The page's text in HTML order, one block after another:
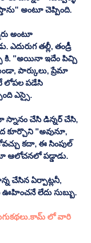
అంటూ చెప్పింది.
అంటూ
తల్లీ, తండ్రీ
కి. "అయినా ఇదేం పిచ్చి
పార్కులు, ప్రేమా
లోపల పడేసి
ఎస్సై.
కూర్చొని "అవునూ,
కదా, ఈ సింపుల్
ఆలోచనలో పడ్డాడు.
చేసిన ఏర్పాట్లనీ,
లేదు సుబ్బు.
లో వారి